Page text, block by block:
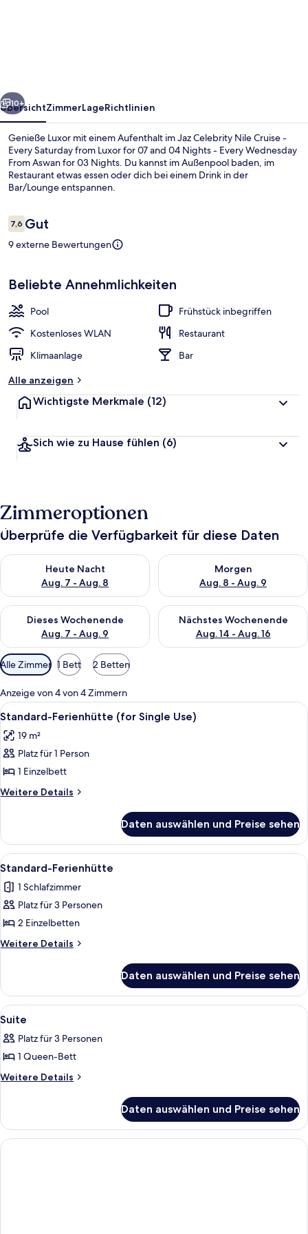
Saturday
from
Luxor
for
07
04
Nights
Every
Wednesday
From
Aswan
for
03
Nights
Weiter
10+
ÜbersichtZimmerLageRichtlinien
Genieße Luxor mit einem Aufenthalt im Jaz Celebrity Nile Cruise -
Every Saturday from Luxor for 07 and 04 Nights - Every Wednesday
From Aswan for 03 Nights. Du kannst im Außenpool baden, im
Restaurant etwas essen oder dich bei einem Drink in der
Bar/Lounge entspannen.
Bewertungen
7,67,6 von 10.
Gut
9 externe Bewertungen
Beliebte Annehmlichkeiten
Pool
Frühstück inbegriffen
Kostenloses WLAN
Restaurant
Klimaanlage
Bar
Alle anzeigen
Wichtigste Merkmale (12)
Sich wie zu Hause fühlen (6)
Zimmeroptionen
Überprüfe die Verfügbarkeit für diese Daten
Heute Nacht
Aug. 7 - Aug. 8
Überprüfe die Verfügbarkeit für heute Nacht, Aug. 7 - Aug. 8.
Morgen
Aug. 8 - Aug. 9
Überprüfe die Verfügbarkeit
Dieses Wochenende
Aug. 7 - Aug. 9
Überprüfe die Verfügbarkeit für dieses Wochenende, Aug. 7
Nächstes Wochenende
Aug. 14 - Aug. 16
Überprüfe die Verfügbarkeit
Verfügbare
Filter
für
Zimmer
Alle Zimmer 1 Bett 2 Betten
Anzeige von 4 von 4 Zimmern
Alle
Fotos
für
Standard-
Ferienhütte
(for
anzeigen
Ein Hotelzimmer mit zwei Betten,
2
Standard-Ferienhütte (for Single Use)
19 m²
Platz für 1 Person
1 Einzelbett
Weitere Details
Weitere
Ferienhütte
(for
Single
Daten auswählen und Preise sehen
Alle
Fotos
für
Standard-
Ferienhütte
anzeigen
Ein Hotelzimmer mit zwei Betten,
2
Standard-Ferienhütte
1 Schlafzimmer
Platz für 3 Personen
2 Einzelbetten
Weitere Details
Weitere
Ferienhütte
Daten auswählen und Preise sehen
Alle
Fotos
für
Suite
anzeigen
Ein Hotelzimmer mit einem großen
2
Suite
Platz für 3 Personen
1 Queen-Bett
Weitere Details
Weitere
Daten auswählen und Preise sehen